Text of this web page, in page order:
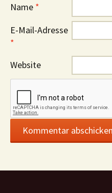
Name *
E-Mail-Adresse
*
Website